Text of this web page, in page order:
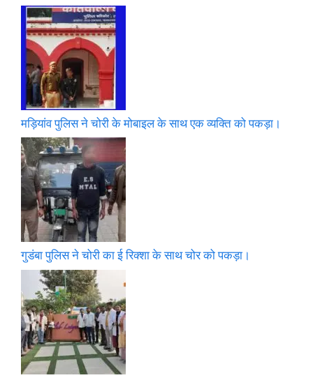
मड़ियांव पुलिस ने चोरी के मोबाइल के साथ एक व्यक्ति को पकड़ा।
गुडंबा पुलिस ने चोरी का ई रिक्शा के साथ चोर को पकड़ा।